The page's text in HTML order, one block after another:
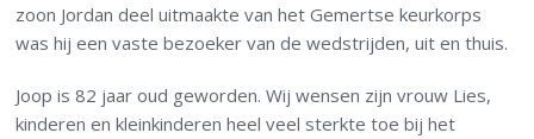
zoon Jordan deel uitmaakte van het Gemertse keurkorps
was hij een vaste bezoeker van de wedstrijden, uit en thuis.
Joop is 82 jaar oud geworden. Wij wensen zijn vrouw Lies,
kinderen en kleinkinderen heel veel sterkte toe bij het